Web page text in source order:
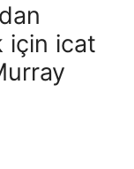
için icat